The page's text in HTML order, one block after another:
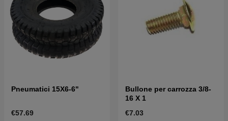
Pneumatici 15X6-6"
€57.69
Bullone per carrozza 3/8-
16 X 1
€7.03